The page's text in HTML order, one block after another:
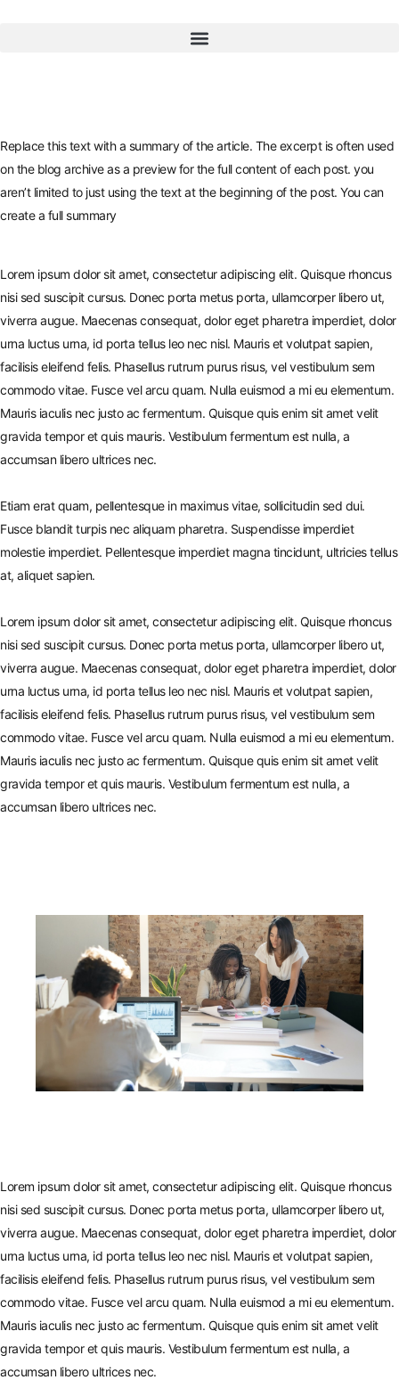
Replace this text with a summary of the article. The excerpt is often used
on the blog archive as a preview for the full content of each post. you
aren’t limited to just using the text at the beginning of the post. You can
create a full summary
Lorem ipsum dolor sit amet, consectetur adipiscing elit. Quisque rhoncus
nisi sed suscipit cursus. Donec porta metus porta, ullamcorper libero ut,
viverra augue. Maecenas consequat, dolor eget pharetra imperdiet, dolor
urna luctus urna, id porta tellus leo nec nisl. Mauris et volutpat sapien,
facilisis eleifend felis. Phasellus rutrum purus risus, vel vestibulum sem
commodo vitae. Fusce vel arcu quam. Nulla euismod a mi eu elementum.
Mauris iaculis nec justo ac fermentum. Quisque quis enim sit amet velit
gravida tempor et quis mauris. Vestibulum fermentum est nulla, a
accumsan libero ultrices nec.
Etiam erat quam, pellentesque in maximus vitae, sollicitudin sed dui.
Fusce blandit turpis nec aliquam pharetra. Suspendisse imperdiet
molestie imperdiet. Pellentesque imperdiet magna tincidunt, ultricies tellus
at, aliquet sapien.
Lorem ipsum dolor sit amet, consectetur adipiscing elit. Quisque rhoncus
nisi sed suscipit cursus. Donec porta metus porta, ullamcorper libero ut,
viverra augue. Maecenas consequat, dolor eget pharetra imperdiet, dolor
urna luctus urna, id porta tellus leo nec nisl. Mauris et volutpat sapien,
facilisis eleifend felis. Phasellus rutrum purus risus, vel vestibulum sem
commodo vitae. Fusce vel arcu quam. Nulla euismod a mi eu elementum.
Mauris iaculis nec justo ac fermentum. Quisque quis enim sit amet velit
gravida tempor et quis mauris. Vestibulum fermentum est nulla, a
accumsan libero ultrices nec.
Lorem ipsum dolor sit amet, consectetur adipiscing elit. Quisque rhoncus
nisi sed suscipit cursus. Donec porta metus porta, ullamcorper libero ut,
viverra augue. Maecenas consequat, dolor eget pharetra imperdiet, dolor
urna luctus urna, id porta tellus leo nec nisl. Mauris et volutpat sapien,
facilisis eleifend felis. Phasellus rutrum purus risus, vel vestibulum sem
commodo vitae. Fusce vel arcu quam. Nulla euismod a mi eu elementum.
Mauris iaculis nec justo ac fermentum. Quisque quis enim sit amet velit
gravida tempor et quis mauris. Vestibulum fermentum est nulla, a
accumsan libero ultrices nec.